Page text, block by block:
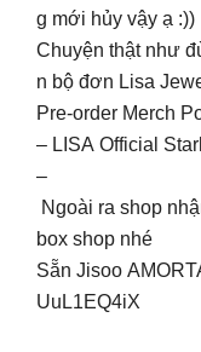
g mới hủy vậy ạ :))
Chuyện thật như
n bộ đơn Lisa
Pre-order Merch
– LISA Official
–
Ngoài ra shop
box shop nhé
Sẵn Jisoo
UuL1EQ4iX